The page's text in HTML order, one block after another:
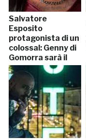
Salvatore
Esposito
protagonista di un
colossal: Genny di
Gomorra sarà il
cattivo del…